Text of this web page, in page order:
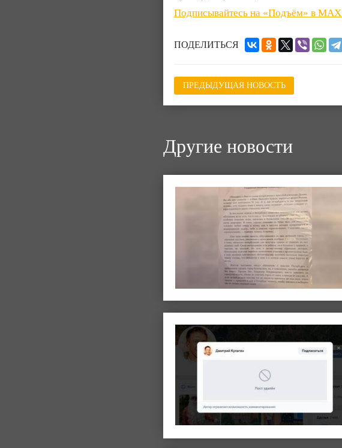
Подписывайтесь на «Подъём» в MAX
ПОДЕЛИТЬСЯ
ПРЕДЫДУЩАЯ НОВОСТЬ
Другие новости